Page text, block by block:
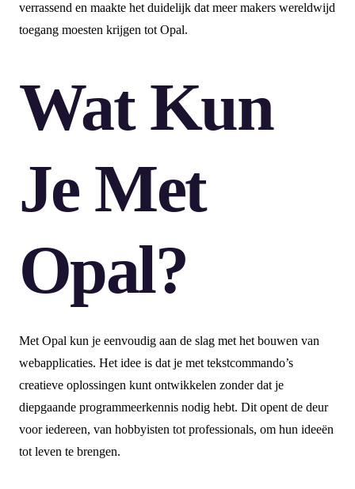
verrassend en maakte het duidelijk dat meer makers wereldwijd
toegang moesten krijgen tot Opal.
Wat Kun
Je Met
Opal?
Met Opal kun je eenvoudig aan de slag met het bouwen van
webapplicaties. Het idee is dat je met tekstcommando’s
creatieve oplossingen kunt ontwikkelen zonder dat je
diepgaande programmeerkennis nodig hebt. Dit opent de deur
voor iedereen, van hobbyisten tot professionals, om hun ideeën
tot leven te brengen.